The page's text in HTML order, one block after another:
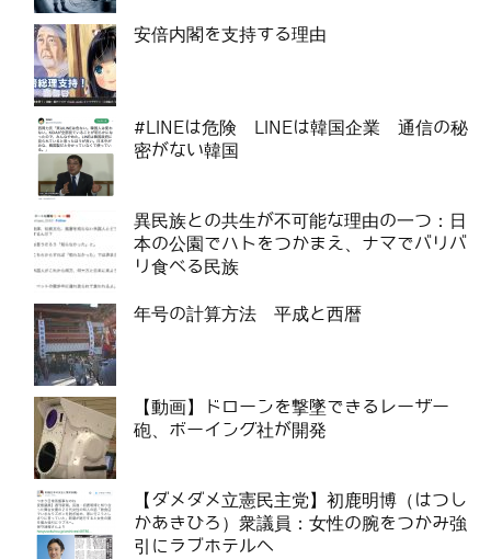
安倍内閣を支持する理由
#LINEは危険 LINEは韓国企業 通信の秘
密がない韓国
異民族との共生が不可能な理由の一つ：日
本の公園でハトをつかまえ、ナマでバリバ
リ食べる民族
年号の計算方法 平成と西暦
【動画】ドローンを撃墜できるレーザー
砲、ボーイング社が開発
【ダメダメ立憲民主党】初鹿明博（はつし
かあきひろ）衆議員：女性の腕をつかみ強
引にラブホテルへ